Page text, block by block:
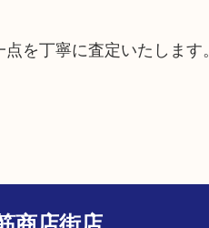
を丁寧に査定いたします。